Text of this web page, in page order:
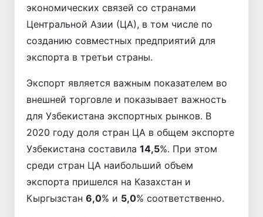
экономических связей со странами
Центральной Азии (ЦА), в том числе по
созданию совместных предприятий для
экспорта в третьи страны.
Экспорт является важным показателем во
внешней торговле и показывает важность
для Узбекистана экспортных рынков. В
2020 году доля стран ЦА в общем экспорте
Узбекистана составила 14,5%. При этом
среди стран ЦА наибольший объем
экспорта пришелся на Казахстан и
Кыргызстан 6,0% и 5,0% соответственно.